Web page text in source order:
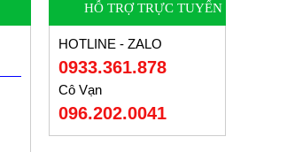
HỖ TRỢ TRỰC TUYẾN
HOTLINE - ZALO
0933.361.878
Cô Vạn
096.202.0041